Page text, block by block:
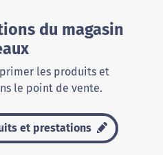
du magasin
les produits et
le point de vente.
et prestations